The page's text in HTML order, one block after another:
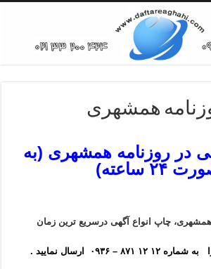
همشهری
در روزنامه همشهری (به
۲۴ ساعته)
همشهری، چاپ انواع آگهی درسریع ترین زمان
– ۰۹۳۶ ارسال نمایید .